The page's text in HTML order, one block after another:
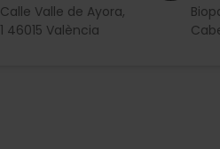
Calle Valle de Ayora,
1 46015 València